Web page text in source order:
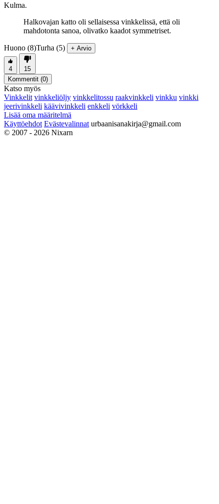
Kulma.
Halkovajan katto oli sellaisessa vinkkelissä, että oli
mahdotonta sanoa, olivatko kaadot symmetriset.
Huono (8)Turha (5) + Arvio
4
15
Kommentit (0)
Katso myös
Vinkkelit vinkkeliöljy vinkkelitossu raakvinkkeli vinkku vinkki
jeerivinkkeli käävivinkkeli enkkeli vörkkeli
Lisää oma määritelmä
Käyttöehdot Evästevalinnat urbaanisanakirja@gmail.com
© 2007 - 2026 Nixarn